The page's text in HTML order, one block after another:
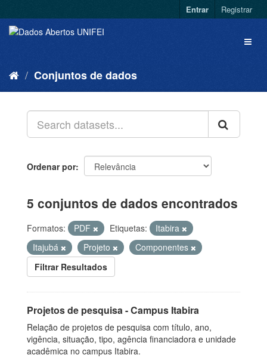
Entrar Registrar
Conjuntos de dados
Ordenar por
5 conjuntos de dados encontrados
Formatos: PDF Etiquetas:
Itabira
Itajubá
Projeto
Componentes
Filtrar Resultados
Projetos de pesquisa - Campus Itabira
Relação de projetos de pesquisa com título, ano,
vigência, situação, tipo, agência financiadora e unidade
acadêmica no campus Itabira.